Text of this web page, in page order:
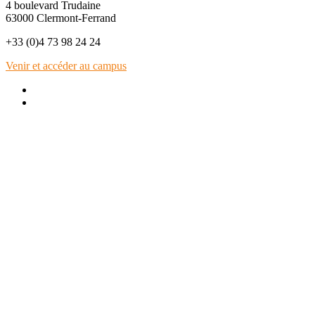
4 boulevard Trudaine
63000 Clermont-Ferrand
+33 (0)4 73 98 24 24
Venir et accéder au campus